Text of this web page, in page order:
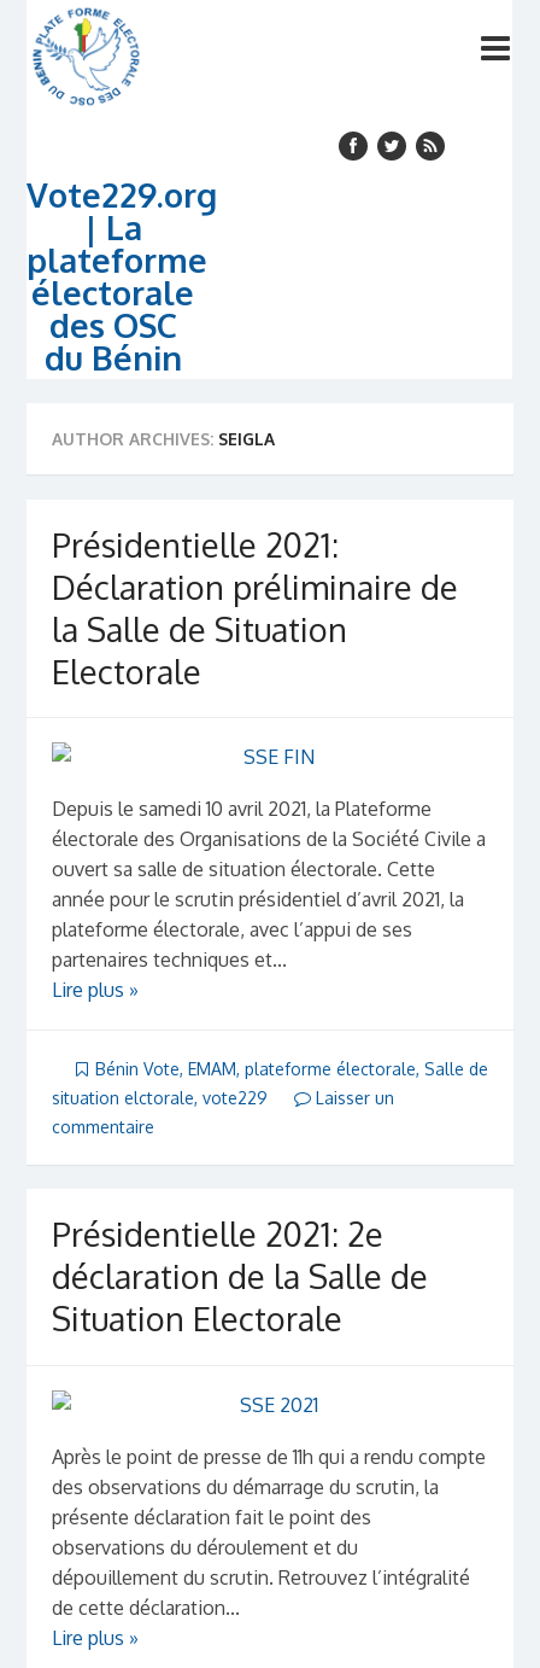
Vote229.org
| La
plateforme
électorale
des OSC
du Bénin
AUTHOR ARCHIVES: SEIGLA
Présidentielle 2021:
Déclaration préliminaire de
la Salle de Situation
Electorale
Depuis le samedi 10 avril 2021, la Plateforme
électorale des Organisations de la Société Civile a
ouvert sa salle de situation électorale. Cette
année pour le scrutin présidentiel d’avril 2021, la
plateforme électorale, avec l’appui de ses
partenaires techniques et...
Lire plus »
Bénin Vote, EMAM, plateforme électorale, Salle de
situation elctorale, vote229
Laisser un
commentaire
Présidentielle 2021: 2e
déclaration de la Salle de
Situation Electorale
Après le point de presse de 11h qui a rendu compte
des observations du démarrage du scrutin, la
présente déclaration fait le point des
observations du déroulement et du
dépouillement du scrutin. Retrouvez l’intégralité
de cette déclaration...
Lire plus »